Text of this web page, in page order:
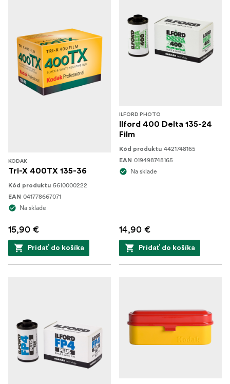
KODAK
Tri-X 400TX 135-36
Kód produktu 5610000222
EAN 041778667071
Na sklade
15,90 €
Pridať do košíka
ILFORD PHOTO
Ilford 400 Delta 135-24
Film
Kód produktu 4421748165
EAN 019498748165
Na sklade
14,90 €
Pridať do košíka